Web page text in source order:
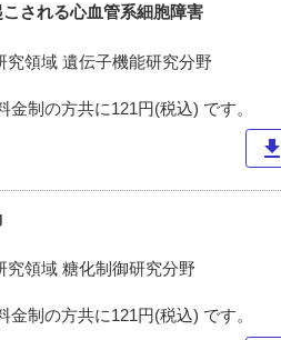
される心血管系細胞障害
究領域 遺伝子機能研究分野
制の方共に121円(税込) です。
download
究領域 糖化制御研究分野
制の方共に121円(税込) です。